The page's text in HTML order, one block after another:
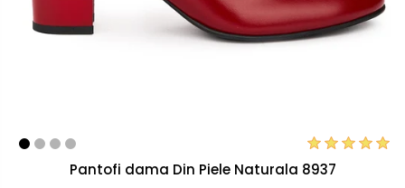
Pantofi dama Din Piele Naturala 8937